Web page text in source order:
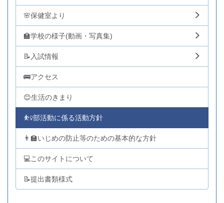
🌸保健室より
🏫学校の様子(動画・写真集)
📝入試情報
🚌アクセス
😊生活のきまり
⛹️‍♀️部活動に係る活動方針
👨‍🏫いじめの防止等のための基本的な方針
💻このサイトについて
📝提出書類様式